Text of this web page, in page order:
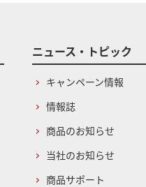
ニュース・トピック
キャンペーン情報
情報誌
商品のお知らせ
当社のお知らせ
商品サポート